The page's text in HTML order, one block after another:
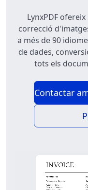
LynxPDF
correcció
a més de 90
de dades,
tots els
Contactar